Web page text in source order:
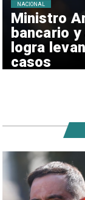
Ministro
bancario
logra
casos
NACIONAL